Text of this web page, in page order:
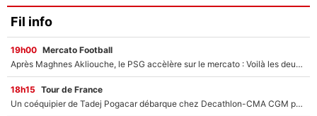
Fil info
19h00 Mercato Football
Après Maghnes Akliouche, le PSG accèlère sur le mercato : Voilà les deux nouvelles recrues qui vont signer la semaine prochaine ?
18h15 Tour de France
Un coéquipier de Tadej Pogacar débarque chez Decathlon-CMA CGM pour épauler Paul Seixas : «Mes meilleures années sont à venir»